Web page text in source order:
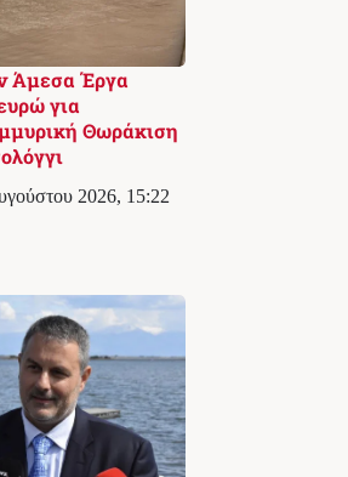
Άμεσα Έργα
για
Θωράκιση
2026, 15:22